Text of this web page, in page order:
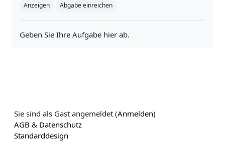
Anzeigen Abgabe einreichen
Geben Sie Ihre Aufgabe hier ab.
Sie sind als Gast angemeldet (Anmelden)
AGB & Datenschutz
Standarddesign